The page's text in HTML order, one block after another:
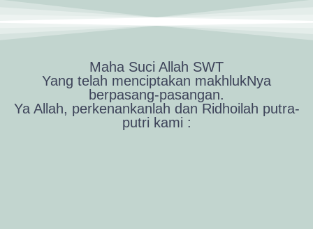
Maha Suci Allah SWT
Yang telah menciptakan makhlukNya
berpasang-pasangan.
Ya Allah, perkenankanlah dan Ridhoilah putra-
putri kami :